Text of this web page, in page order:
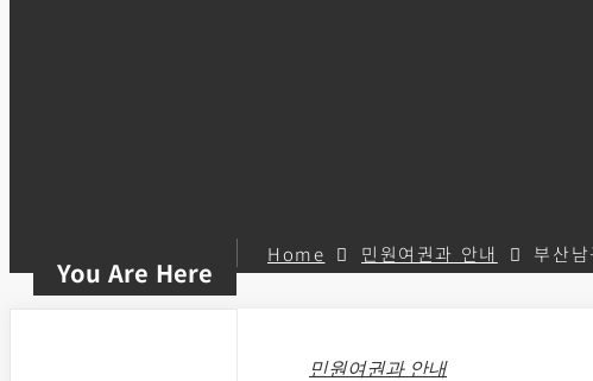
You Are Here
Home 민원여권과 안내 부산
민원여권과 안내